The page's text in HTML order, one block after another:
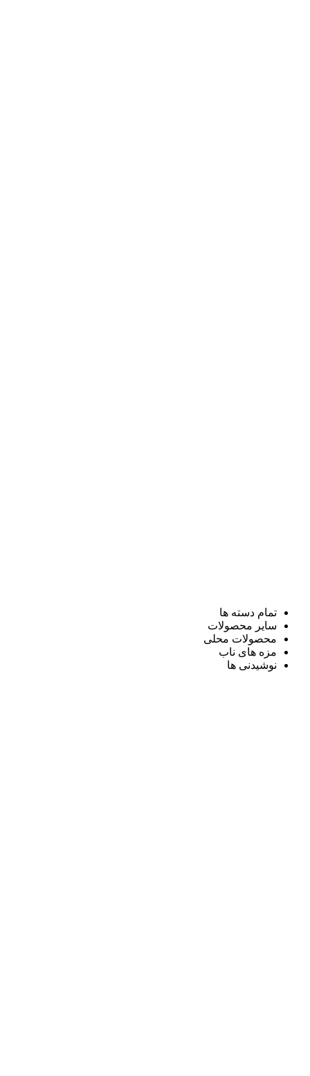
تمام دسته ها
سایر محصولات
محصولات محلی
مزه های ناب
نوشیدنی ها